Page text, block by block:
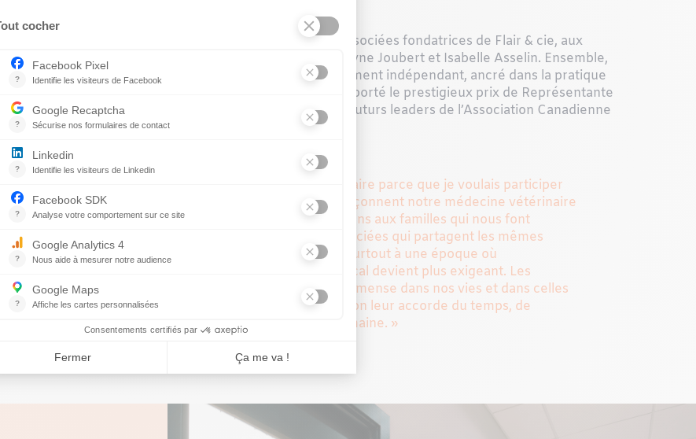
En 2018, elle fait partie des quatre associées fondatrices de Flair & cie, aux
côtés de Dre Lucie Hénault, Dre Evelyne Joubert et Isabelle Asselin. Ensemble,
elles posent les bases d’un regroupement indépendant, ancré dans la pratique
terrain. En 2019, Dre Surveyer a remporté le prestigieux prix de Représentante
québécoise pour le Programme des futurs leaders de l’Association Canadienne
des médecins vétérinaires.
« J’ai choisi de devenir propriétaire parce que je voulais participer
activement aux décisions qui façonnent notre médecine vétérinaire
et à l'expérience que nous offrons aux familles qui nous font
confiance. Être entourée d’associées qui partagent les mêmes
valeurs est un véritable atout, surtout à une époque où
l’entrepreneuriat vétérinaire local devient plus exigeant. Les
animaux occupent une place immense dans nos vies et dans celles
de nos équipes; ils méritent qu’on leur accorde du temps, de
l’attention et une approche humaine. »